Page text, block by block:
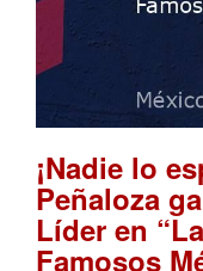
¡Nadie lo
Peñaloza
Líder en
Famosos